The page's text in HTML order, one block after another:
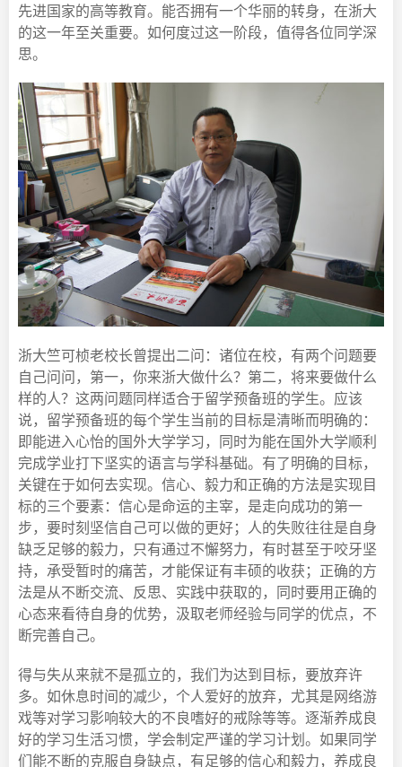
先进国家的高等教育。能否拥有一个华丽的转身，在浙大
的这一年至关重要。如何度过这一阶段，值得各位同学深
思。
浙大竺可桢老校长曾提出二问：诸位在校，有两个问题要
自己问问，第一，你来浙大做什么？第二，将来要做什么
样的人？这两问题同样适合于留学预备班的学生。应该
说，留学预备班的每个学生当前的目标是清晰而明确的：
即能进入心怡的国外大学学习，同时为能在国外大学顺利
完成学业打下坚实的语言与学科基础。有了明确的目标，
关键在于如何去实现。信心、毅力和正确的方法是实现目
标的三个要素：信心是命运的主宰，是走向成功的第一
步，要时刻坚信自己可以做的更好；人的失败往往是自身
缺乏足够的毅力，只有通过不懈努力，有时甚至于咬牙坚
持，承受暂时的痛苦，才能保证有丰硕的收获；正确的方
法是从不断交流、反思、实践中获取的，同时要用正确的
心态来看待自身的优势，汲取老师经验与同学的优点，不
断完善自己。
得与失从来就不是孤立的，我们为达到目标，要放弃许
多。如休息时间的减少，个人爱好的放弃，尤其是网络游
戏等对学习影响较大的不良嗜好的戒除等等。逐渐养成良
好的学习生活习惯，学会制定严谨的学习计划。如果同学
们能不断的克服自身缺点，有足够的信心和毅力，养成良